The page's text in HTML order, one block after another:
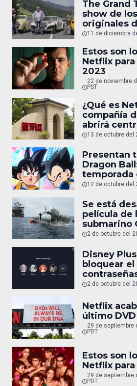
The Grand
show de
originales
tampoco
11 de diciembre
Estos son
Netflix
2023
22 de noviembre
PST
¿Qué es
compañía
abrirá
13 de octubre del
Presentan
Dragon
temporada
anime
12 de octubre del
Se está
película de
submarino
2 de octubre del
Disney
bloquear
noviembre
2 de octubre del
Netflix
último
29 de septiembre
PDT
Estos son
Netflix
29 de septiembre
PDT